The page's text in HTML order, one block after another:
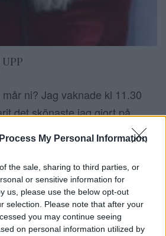
My Personal Information
the sale, sharing to third parties, or
or sensitive information for
us, please use the below opt-out
selection. Please note that after your
you may continue seeing
on personal information utilized by
ni? Jag vaknade kl 11.30
det skönaste jag gjort på
snarkande hund bredvid mig
planer på att gå upp före
om Annicas färg och som
så är allt lite av […]